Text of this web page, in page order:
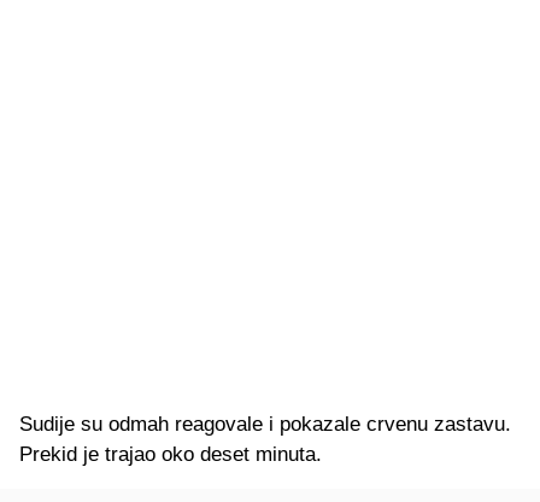
Sudije su odmah reagovale i pokazale crvenu zastavu.
Prekid je trajao oko deset minuta.